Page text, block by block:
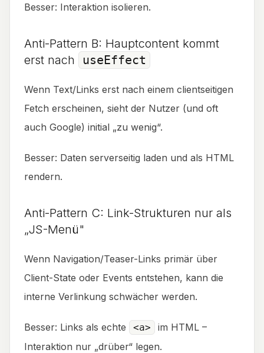
Besser: Interaktion isolieren.
Anti-Pattern B: Hauptcontent kommt
erst nach
useEffect
Wenn Text/Links erst nach einem clientseitigen
Fetch erscheinen, sieht der Nutzer (und oft
auch Google) initial „zu wenig“.
Besser: Daten serverseitig laden und als HTML
rendern.
Anti-Pattern C: Link-Strukturen nur als
„JS-Menü"
Wenn Navigation/Teaser-Links primär über
Client-State oder Events entstehen, kann die
interne Verlinkung schwächer werden.
Besser: Links als echte <a>
im HTML –
Interaktion nur „drüber“ legen.